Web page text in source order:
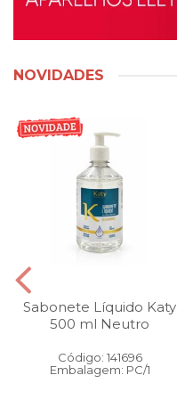
NOVIDADES
Sabonete Líquido Katy
500 ml Neutro
Código: 141696
Embalagem: PC/1